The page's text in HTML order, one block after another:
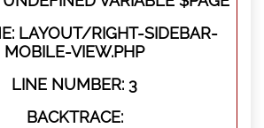
LAYOUT/RIGHT-SIDEBAR-
MOBILE-VIEW.PHP
LINE NUMBER: 3
BACKTRACE: